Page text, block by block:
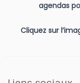
agendas
Cliquez sur